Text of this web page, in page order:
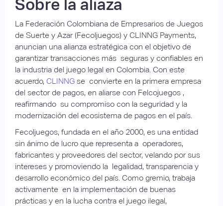
Sobre la aliaza
La Federación Colombiana de Empresarios de Juegos
de Suerte y Azar (Fecoljuegos) y CLINNG Payments,
anuncian una alianza estratégica con el objetivo de
garantizar transacciones más seguras y confiables en
la industria del juego legal en Colombia. Con este
acuerdo, CLINNG se convierte en la primera empresa
del sector de pagos, en aliarse con Felcojuegos ,
reafirmando su compromiso con la seguridad y la
modernización del ecosistema de pagos en el país.
Fecoljuegos, fundada en el año 2000, es una entidad
sin ánimo de lucro que representa a operadores,
fabricantes y proveedores del sector, velando por sus
intereses y promoviendo la legalidad, transparencia y
desarrollo económico del país. Como gremio, trabaja
activamente en la implementación de buenas
prácticas y en la lucha contra el juego ilegal,